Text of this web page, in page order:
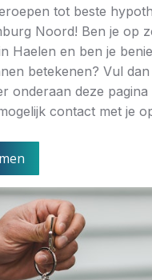
tot beste
Noord! Ben je op
Haelen en ben je
betekenen? Vul
onderaan deze pagina
contact met je